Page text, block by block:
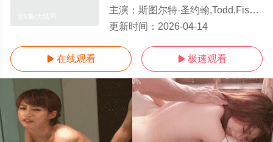
主演： 斯图尔特·圣约翰,Todd,Fisher,Michael,Plahuta
更新时间： 2026-04-14
 在线观看  极速观看